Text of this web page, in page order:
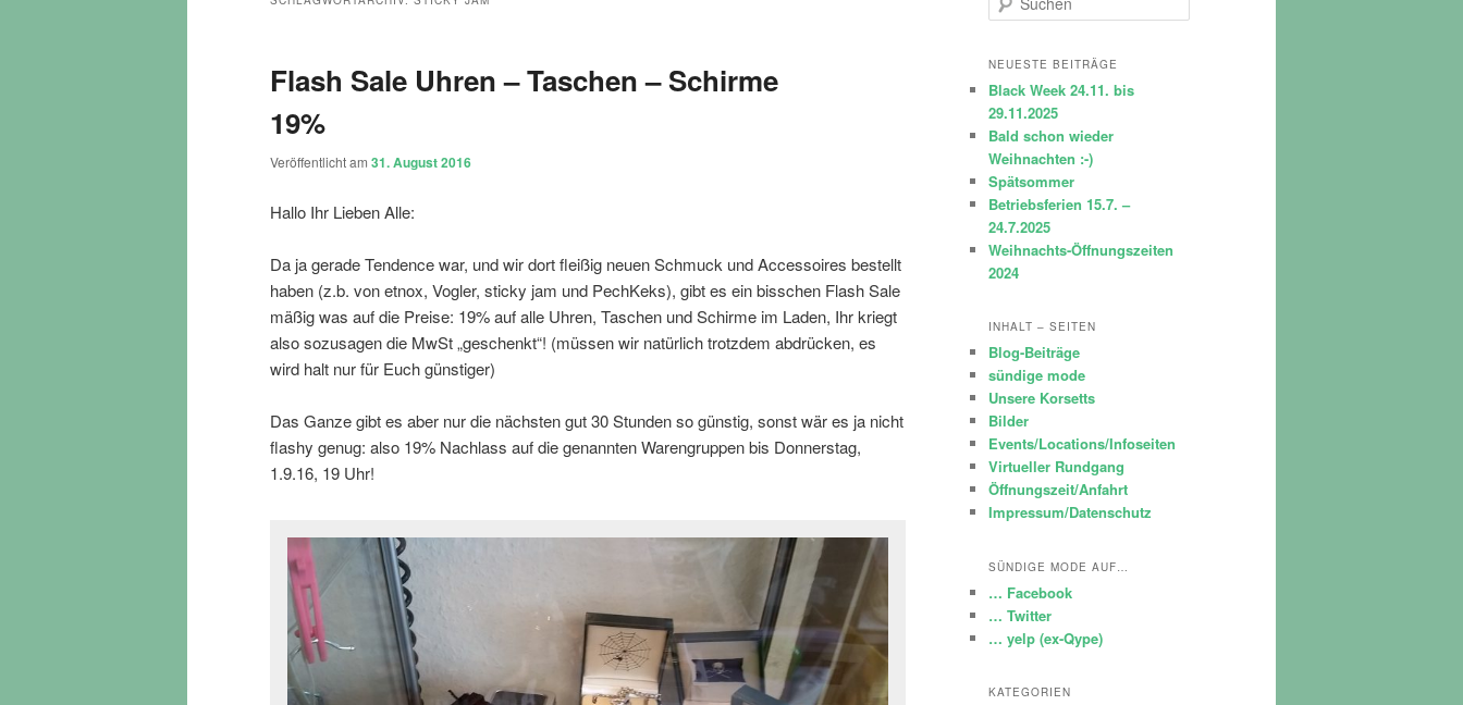
Flash Sale Uhren – Taschen – Schirme
19%
Veröffentlicht am 31. August 2016
Hallo Ihr Lieben Alle:
Da ja gerade Tendence war, und wir dort fleißig neuen Schmuck und Accessoires bestellt
haben (z.b. von etnox, Vogler, sticky jam und PechKeks), gibt es ein bisschen Flash Sale
mäßig was auf die Preise: 19% auf alle Uhren, Taschen und Schirme im Laden, Ihr kriegt
also sozusagen die MwSt „geschenkt“! (müssen wir natürlich trotzdem abdrücken, es
wird halt nur für Euch günstiger)
Das Ganze gibt es aber nur die nächsten gut 30 Stunden so günstig, sonst wär es ja nicht
flashy genug: also 19% Nachlass auf die genannten Warengruppen bis Donnerstag,
1.9.16, 19 Uhr!
u
h
n
NEUESTE BEITRÄGE
Black Week 24.11. bis
29.11.2025
Bald schon wieder
Weihnachten :-)
Spätsommer
Betriebsferien 15.7. –
24.7.2025
Weihnachts-Öffnungszeiten
2024
INHALT – SEITEN
Blog-Beiträge
sündige mode
Unsere Korsetts
Bilder
Events/Locations/Infoseiten
Virtueller Rundgang
Öffnungszeit/Anfahrt
Impressum/Datenschutz
SÜNDIGE MODE AUF…
… Facebook
… Twitter
… yelp (ex-Qype)
KATEGORIEN